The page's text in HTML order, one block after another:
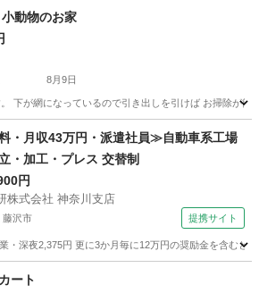
動物のお家
8月9日
下が網になっているので引き出しを引けば お掃除が
駅 その他
・月収43万円・派遣社員≫自動車系工場
・加工・プレス 交替制
円
株式会社 神奈川支店
藤沢市 提携サイト
・深夜2,375円 更に3か月毎に12万円の奨励金を含む
ート